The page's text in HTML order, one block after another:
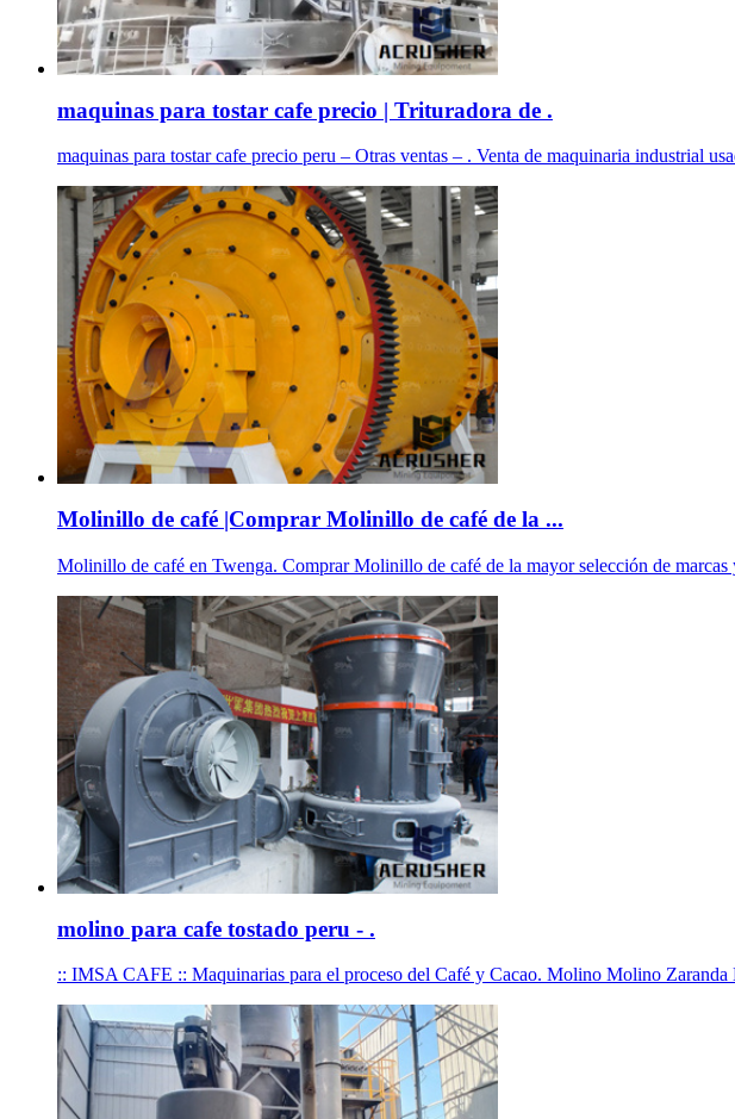
maquinas para tostar cafe precio | Trituradora de .
maquinas para tostar cafe precio peru – Otras ventas – . Venta de maquinaria industrial
Molinillo de café |Comprar Molinillo de café de la ...
Molinillo de café en Twenga. Comprar Molinillo de café de la mayor selección de
molino para cafe tostado peru - .
:: IMSA CAFE :: Maquinarias para el proceso del Café y Cacao. Molino Molino